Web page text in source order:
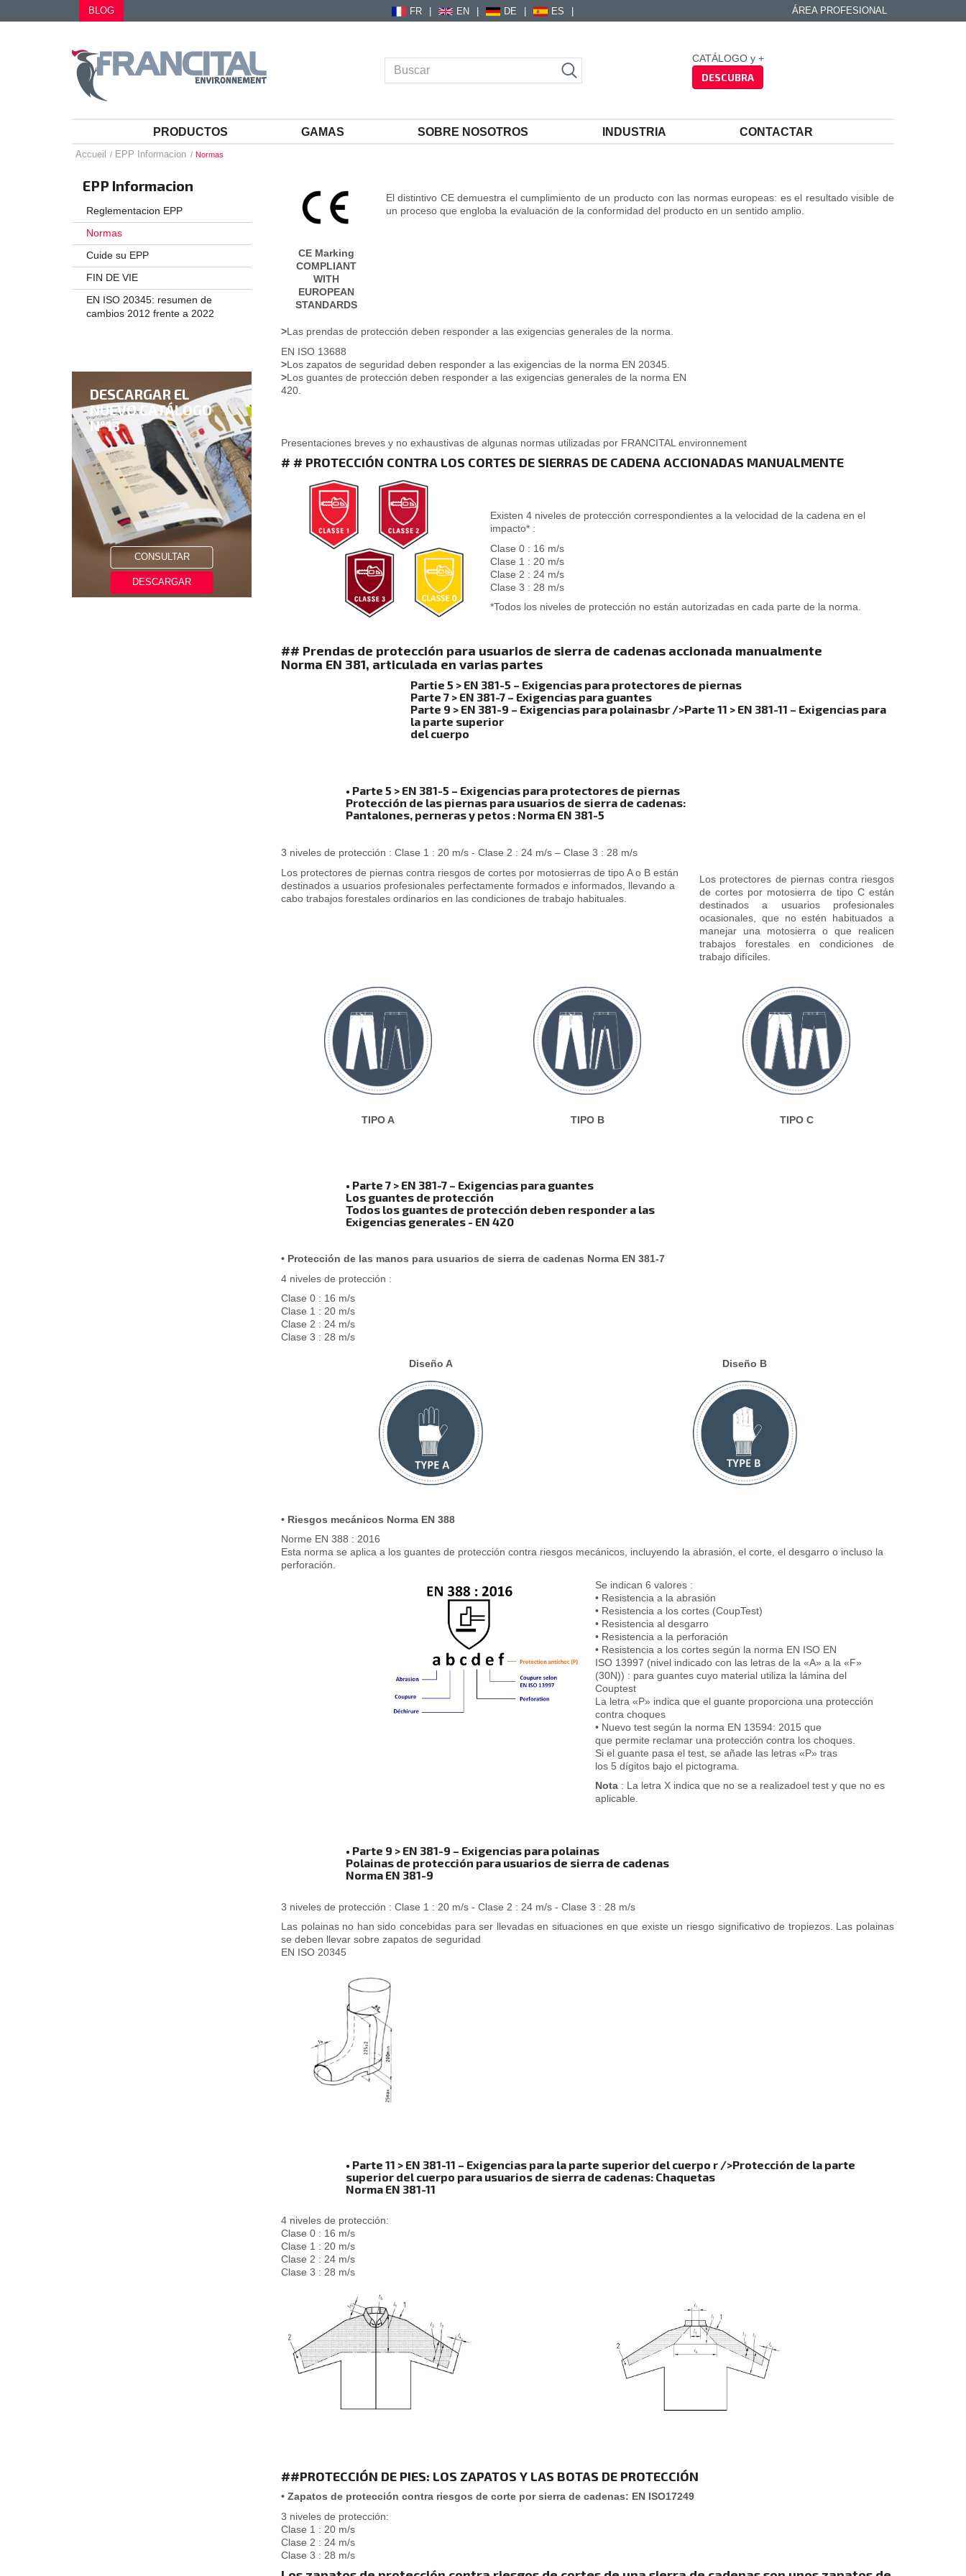
BLOG FR EN DE ES ÁREA PROFESIONAL
CATÁLOGO y +
DESCUBRA
PRODUCTOS GAMAS SOBRE NOSOTROS INDUSTRIA CONTACTAR
Accueil EPP Informacion Normas
EPP Informacion
Reglementacion EPP
Normas
Cuide su EPP
FIN DE VIE
EN ISO 20345: resumen de
cambios 2012 frente a 2022
DESCARGAR EL
NUEVO CATÁLOGO
N°13
CONSULTAR
DESCARGAR
CE Marking
COMPLIANT
WITH
EUROPEAN
STANDARDS
El distintivo CE demuestra el cumplimiento de un producto con las normas europeas: es el resultado visible de
un proceso que engloba la evaluación de la conformidad del producto en un sentido amplio.
>Las prendas de protección deben responder a las exigencias generales de la norma.
EN ISO 13688
>Los zapatos de seguridad deben responder a las exigencias de la norma EN 20345.
>Los guantes de protección deben responder a las exigencias generales de la norma EN
420.
Presentaciones breves y no exhaustivas de algunas normas utilizadas por FRANCITAL environnement
# # PROTECCIÓN CONTRA LOS CORTES DE SIERRAS DE CADENA ACCIONADAS MANUALMENTE
Existen 4 niveles de protección correspondientes a la velocidad de la cadena en el
impacto* :
Clase 0 : 16 m/s
Clase 1 : 20 m/s
Clase 2 : 24 m/s
Clase 3 : 28 m/s
*Todos los niveles de protección no están autorizadas en cada parte de la norma.
## Prendas de protección para usuarios de sierra de cadenas accionada manualmente
Norma EN 381, articulada en varias partes
Partie 5 > EN 381-5 – Exigencias para protectores de piernas
Parte 7 > EN 381-7 – Exigencias para guantes
Parte 9 > EN 381-9 – Exigencias para polainasbr />Parte 11 > EN 381-11 – Exigencias para
la parte superior
del cuerpo
• Parte 5 > EN 381-5 – Exigencias para protectores de piernas
Protección de las piernas para usuarios de sierra de cadenas:
Pantalones, perneras y petos : Norma EN 381-5
3 niveles de protección : Clase 1 : 20 m/s - Clase 2 : 24 m/s – Clase 3 : 28 m/s
Los protectores de piernas contra riesgos de cortes por motosierras de tipo A o B están
destinados a usuarios profesionales perfectamente formados e informados, llevando a
cabo trabajos forestales ordinarios en las condiciones de trabajo habituales.
Los protectores de piernas contra riesgos
de cortes por motosierra de tipo C están
destinados a usuarios profesionales
ocasionales, que no estén habituados a
manejar una motosierra o que realicen
trabajos forestales en condiciones de
trabajo difíciles.
TIPO A TIPO B TIPO C
• Parte 7 > EN 381-7 – Exigencias para guantes
Los guantes de protección
Todos los guantes de protección deben responder a las
Exigencias generales - EN 420
• Protección de las manos para usuarios de sierra de cadenas Norma EN 381-7
4 niveles de protección :
Clase 0 : 16 m/s
Clase 1 : 20 m/s
Clase 2 : 24 m/s
Clase 3 : 28 m/s
Diseño A Diseño B
• Riesgos mecánicos Norma EN 388
Norme EN 388 : 2016
Esta norma se aplica a los guantes de protección contra riesgos mecánicos, incluyendo la abrasión, el corte, el desgarro o incluso la
perforación.
Se indican 6 valores :
• Resistencia a la abrasión
• Resistencia a los cortes (CoupTest)
• Resistencia al desgarro
• Resistencia a la perforación
• Resistencia a los cortes según la norma EN ISO EN
ISO 13997 (nivel indicado con las letras de la «A» a la «F»
(30N)) : para guantes cuyo material utiliza la lámina del
Couptest
La letra «P» indica que el guante proporciona una protección
contra choques
• Nuevo test según la norma EN 13594: 2015 que
que permite reclamar una protección contra los choques.
Si el guante pasa el test, se añade las letras «P» tras
los 5 dígitos bajo el pictograma.
Nota: La letra X indica que no se a realizadoel test y que no es
aplicable.
• Parte 9 > EN 381-9 – Exigencias para polainas
Polainas de protección para usuarios de sierra de cadenas
Norma EN 381-9
3 niveles de protección : Clase 1 : 20 m/s - Clase 2 : 24 m/s - Clase 3 : 28 m/s
Las polainas no han sido concebidas para ser llevadas en situaciones en que existe un riesgo significativo de tropiezos. Las polainas
se deben llevar sobre zapatos de seguridad
EN ISO 20345
• Parte 11 > EN 381-11 – Exigencias para la parte superior del cuerpo r />Protección de la parte
superior del cuerpo para usuarios de sierra de cadenas: Chaquetas
Norma EN 381-11
4 niveles de protección:
Clase 0 : 16 m/s
Clase 1 : 20 m/s
Clase 2 : 24 m/s
Clase 3 : 28 m/s
##PROTECCIÓN DE PIES: LOS ZAPATOS Y LAS BOTAS DE PROTECCIÓN
• Zapatos de protección contra riesgos de corte por sierra de cadenas: EN ISO17249
3 niveles de protección:
Clase 1 : 20 m/s
Clase 2 : 24 m/s
Clase 3 : 28 m/s